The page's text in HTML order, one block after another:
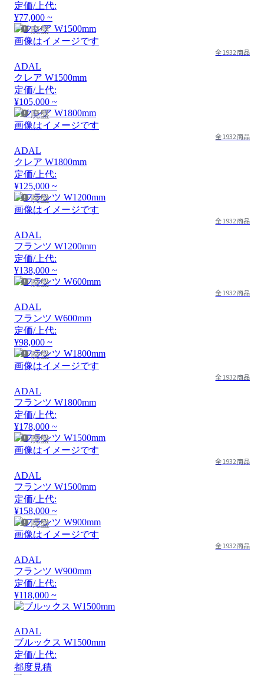
定価/上代:
¥77,000 ~
廃盤
画像はイメージです
全1932商品
ADAL
クレア W1500mm
定価/上代:
¥105,000 ~
廃盤
画像はイメージです
全1932商品
ADAL
クレア W1800mm
定価/上代:
¥125,000 ~
廃盤
画像はイメージです
全1932商品
ADAL
フランツ W1200mm
定価/上代:
¥138,000 ~
廃盤
全1932商品
ADAL
フランツ W600mm
定価/上代:
¥98,000 ~
廃盤
画像はイメージです
全1932商品
ADAL
フランツ W1800mm
定価/上代:
¥178,000 ~
廃盤
画像はイメージです
全1932商品
ADAL
フランツ W1500mm
定価/上代:
¥158,000 ~
廃盤
画像はイメージです
全1932商品
ADAL
フランツ W900mm
定価/上代:
¥118,000 ~
ADAL
ブルックス W1500mm
定価/上代:
都度見積